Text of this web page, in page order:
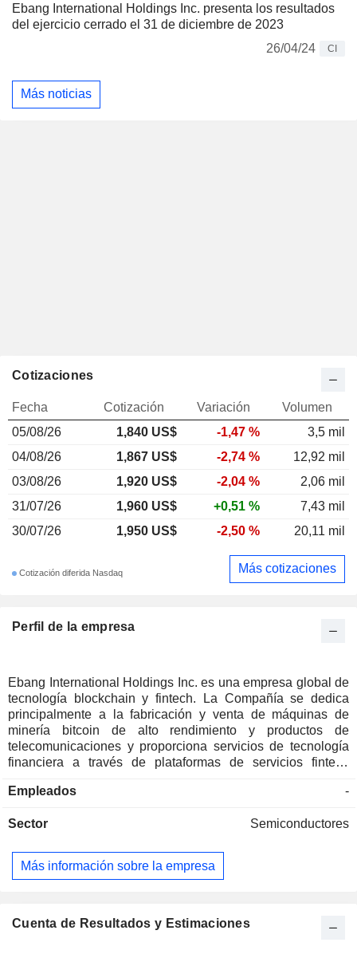
Ebang International Holdings Inc. presenta los resultados
del ejercicio cerrado el 31 de diciembre de 2023
26/04/24
CI
Más noticias
Perfil de la empresa
Ebang International Holdings Inc. es una empresa global de
tecnología blockchain y fintech. La Compañía se dedica
principalmente a la fabricación y venta de máquinas de
minería bitcoin de alto rendimiento y productos de
telecomunicaciones y proporciona servicios de tecnología
financiera a través de plataformas de servicios fintech
capacidad de diseño de chips de circuitos integrados para
circuitos integrados no funcionales (IC) y circuitos
canales para obtener capacidades de fundición de obleas
de terceros y capacidades para producir productos
cambio de divisas. La empresa también ofrece productos de
Empleados -
Sector Semiconductores
Más información sobre la empresa
Cotizaciones
Fecha Cotización Variación
Volumen
05/08/26
1,840 US$ -1,47 %
3,5 mil
04/08/26
1,867 US$ -2,74 %
12,92 mil
03/08/26
1,920 US$ -2,04 %
2,06 mil
31/07/26
1,960 US$ +0,51 %
7,43 mil
30/07/26
1,950 US$ -2,50 % 20,11 mil
Cotización diferida Nasdaq Más cotizaciones
Cuenta de Resultados y Estimaciones